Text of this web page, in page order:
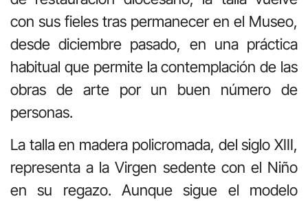
con sus fieles tras permanecer en el Museo,
desde diciembre pasado, en una práctica
habitual que permite la contemplación de las
obras de arte por un buen número de
personas.
La talla en madera policromada, del siglo XIII,
representa a la Virgen sedente con el Niño
en su regazo. Aunque sigue el modelo